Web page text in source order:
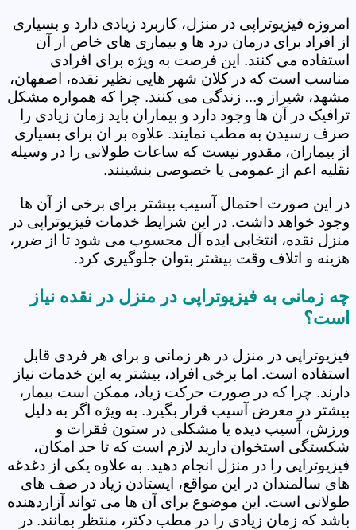
امروزه فیزیوتراپی در منزل، کاربرد زیادی دارد و بسیاری
از افراد برای درمان درد ها و بیماری های خاص از آن
استفاده می کنند. این فرصت به ویژه برای افرادی
مناسب است که در کلان شهر هایی نظیر نقده، اصفهان،
مشهد، شیراز و... زندگی می کنند. چرا که همواره مشکل
ترافیک در آن ها وجود دارد و بیماران باید زمان زیادی را
صرف رسیدن به مطب نمایند. علاوه بر ان برای بسیاری
از بیماران، مقدور نیست که ساعات طولانی را در وسیله
نقلیه اعم از عمومی یا خصوصی بنشینند.
در این صورت احتمال آسیب بیشتر برای برخی از آن ها
وجود خواهد داشت. در این شرایط خدمات فیزیوتراپی در
منزل نقده، انتخابی ایده آل محسوب می شود تا از ضرر،
هزینه و اتلاف وقت بیشتر بتوان جلوگیری کرد.
چه زمانی به فیزیوتراپی در منزل در نقده نیاز
است؟
فیزیوتراپی در منزل در هر زمانی و برای هر فردی قابل
استفاده است. اما برخی افراد، بیشتر به این خدمات نیاز
دارند. چرا که در صورت حرکت زیاد، ممکن است بیمار،
بیشتر در معرض آسیب قرار بگیرد. به ویژه اگر به دلیل
ورزش، آسیب دیده یا مشکلی در ستون فقرات و
شکستگی استخوان دارید لازم است که تا حد امکان،
فیزیوتراپی را در منزل انجام دهید. به علاوه یکی از دغدغه
های سالمندان در این مواقع، ایستادن زیاد در صف های
طولانی است. این موضوع برای آن ها می تواند آزاردهنده
باشد که زمان زیادی را در مطب دکتر، منتظر بمانند. در